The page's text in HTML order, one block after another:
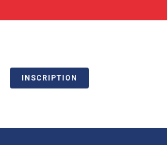
INSCRIPTION